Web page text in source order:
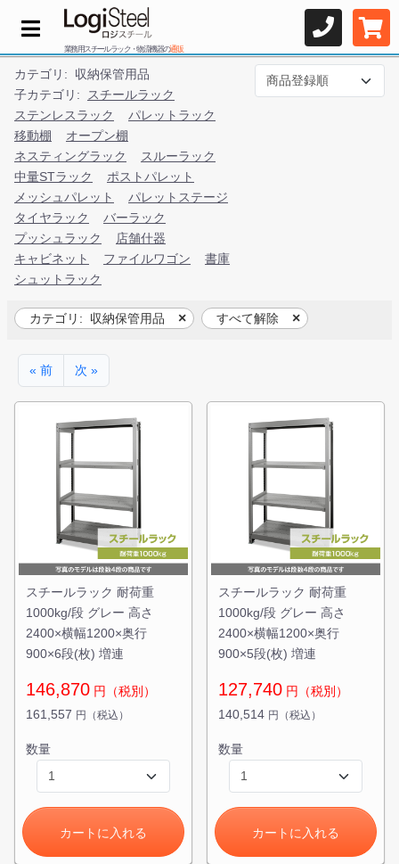
業務用スチールラック・物流機器の通販
カテゴリ:
収納保管用品
子カテゴリ:
スチールラック
ステンレスラック
パレットラック
移動棚
オープン棚
ネスティングラック
スルーラック
中量STラック
ポストパレット
メッシュパレット
パレットステージ
タイヤラック
バーラック
プッシュラック
店舗什器
キャビネット
ファイルワゴン
書庫
シュットラック
カテゴリ: 収納保管用品 すべて解除
« 前 次 »
スチールラック 耐荷重
1000kg/段 グレー 高さ
2400×横幅1200×奥行
900×6段(枚) 増連
146,870 円（税別）
161,557 円（税込）
数量
カートに入れる
スチールラック 耐荷重
1000kg/段 グレー 高さ
2400×横幅1200×奥行
900×5段(枚) 増連
127,740 円（税別）
140,514 円（税込）
数量
カートに入れる